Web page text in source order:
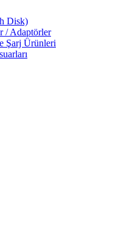
Disk)
/ Adaptörler
Şarj Ürünleri